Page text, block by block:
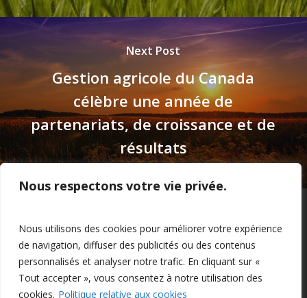
Nous respectons votre vie privée.
Nous utilisons des cookies pour améliorer votre expérience
de navigation, diffuser des publicités ou des contenus
personnalisés et analyser notre trafic. En cliquant sur «
Tout accepter », vous consentez à notre utilisation des
cookies. Politique relative aux cookies
Next Post
Gestion agricole du Canada
célèbre une année de
partenariats, de croissance et de
résultats